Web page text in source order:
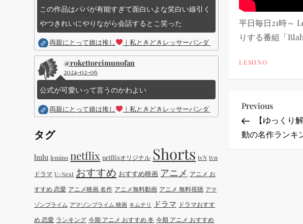
平日毎日21時～
りする番組「
LEMINO
投
稿
Previous
Post
Previous
【ゆっくり
動の名作ランキ
この作品はパパが有能すぎて面白いよな笑白い線引く
やつきれいにやりながら会話するとこ笑った
両親にとって娘は推し ｜私ときどきレッサーパンダ ｜Disney (ディズニープラス）
@rokettoreimunofan
2024-02-06
公式が可愛いって言うのかわよい
両親にとって娘は推し ｜私ときどきレッサーパンダ ｜Disney (ディズニープラス）
タグ
hulu lemino netflix netflixオリジナル Shorts tvN tvn
ドラマ U-Next おすすめ おすすめ映画 アニメ アニメ お
すすめ 恋愛 アニメ映画 名作 アニメ無料動画 アニメ 無料視聴 アマ
ゾンプライム アマゾンプライム 映画 キムテリ ドラマ ドラマおすす
め 恋愛 ランキング 今期 アニメ おすすめ 冬 今期 アニメ おすすめ